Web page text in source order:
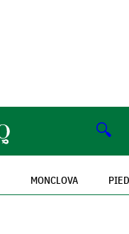
🔍
MONCLOVA